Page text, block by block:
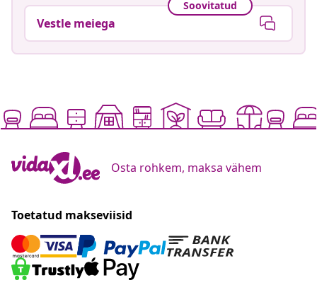
Soovitatud
Vestle meiega
Osta rohkem, maksa vähem
Toetatud makseviisid